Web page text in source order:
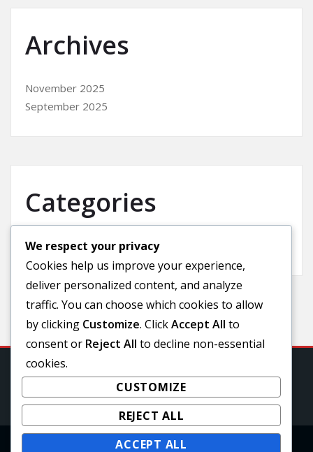
Archives
November 2025
September 2025
Categories
Uncategorized
We respect your privacy
Cookies help us improve your experience,
deliver personalized content, and analyze
traffic. You can choose which cookies to allow
by clicking Customize. ClickAccept All to
consent or Reject All to decline non-essential
cookies.
CUSTOMIZE
REJECT ALL
ACCEPT ALL